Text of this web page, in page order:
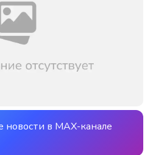
новости в MAX-канале